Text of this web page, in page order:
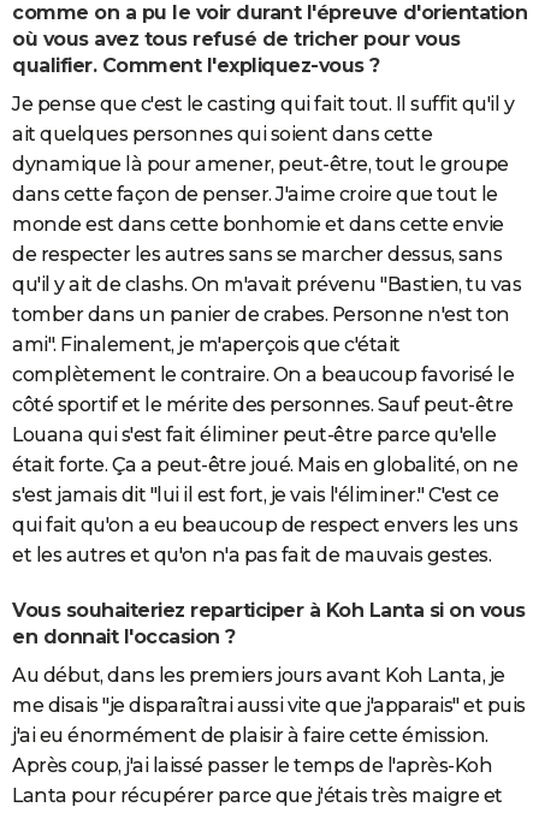
comme on a pu le voir durant l'épreuve d'orientation
où vous avez tous refusé de tricher pour vous
qualifier. Comment l'expliquez-vous ?
Je pense que c'est le casting qui fait tout. Il suffit qu'il y
ait quelques personnes qui soient dans cette
dynamique là pour amener, peut-être, tout le groupe
dans cette façon de penser. J'aime croire que tout le
monde est dans cette bonhomie et dans cette envie
de respecter les autres sans se marcher dessus, sans
qu'il y ait de clashs. On m'avait prévenu "Bastien, tu vas
tomber dans un panier de crabes. Personne n'est ton
ami". Finalement, je m'aperçois que c'était
complètement le contraire. On a beaucoup favorisé le
côté sportif et le mérite des personnes. Sauf peut-être
Louana qui s'est fait éliminer peut-être parce qu'elle
était forte. Ça a peut-être joué. Mais en globalité, on ne
s'est jamais dit "lui il est fort, je vais l'éliminer." C'est ce
qui fait qu'on a eu beaucoup de respect envers les uns
et les autres et qu'on n'a pas fait de mauvais gestes.
Vous souhaiteriez reparticiper à Koh Lanta si on vous
en donnait l'occasion ?
Au début, dans les premiers jours avant Koh Lanta, je
me disais "je disparaîtrai aussi vite que j'apparais" et puis
j'ai eu énormément de plaisir à faire cette émission.
Après coup, j'ai laissé passer le temps de l'après-Koh
Lanta pour récupérer parce que j'étais très maigre et